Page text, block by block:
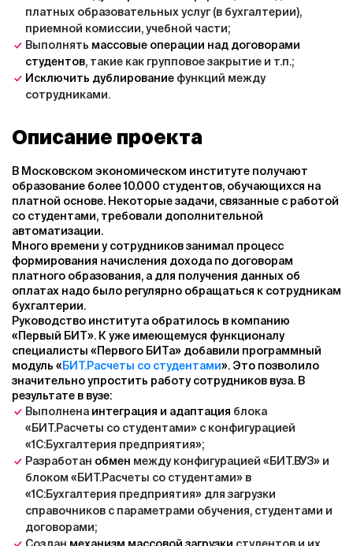
платных образовательных услуг (в бухгалтерии),
приемной комиссии, учебной части;
Выполнять массовые операции над договорами
студентов, такие как групповое закрытие и т.п.;
Исключить дублирование функций между
сотрудниками.
Описание проекта
В Московском экономическом институте получают
образование более 10.000 студентов, обучающихся на
платной основе. Некоторые задачи, связанные с работой
со студентами, требовали дополнительной
автоматизации.
Много времени у сотрудников занимал процесс
формирования начисления дохода по договорам
платного образования, а для получения данных об
оплатах надо было регулярно обращаться к сотрудникам
бухгалтерии.
Руководство института обратилось в компанию
«Первый БИТ». К уже имеющемуся функционалу
специалисты «Первого БИТа» добавили программный
модуль «БИТ.Расчеты со студентами». Это позволило
значительно упростить работу сотрудников вуза. В
результате в вузе:
Выполнена интеграция и адаптация блока
«БИТ.Расчеты со студентами» с конфигурацией
«1С:Бухгалтерия предприятия»;
Разработан обмен между конфигурацией «БИТ.ВУЗ» и
блоком «БИТ.Расчеты со студентами» в
«1С:Бухгалтерия предприятия» для загрузки
справочников с параметрами обучения, студентами и
договорами;